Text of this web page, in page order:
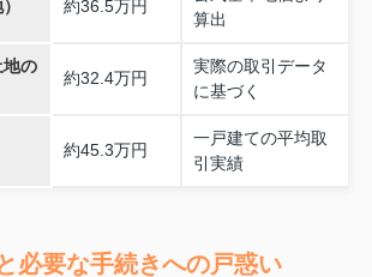
約36.5万円
算出
地の
約32.4万円
実際の取引データ
に基づく
約45.3万円
一戸建ての平均取
引実績
必要な手続きへの戸惑い